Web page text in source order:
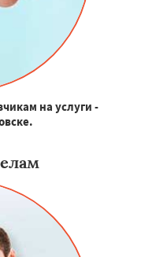
на услуги -